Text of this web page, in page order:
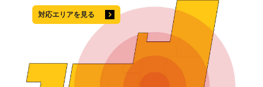
対応エリアを見る